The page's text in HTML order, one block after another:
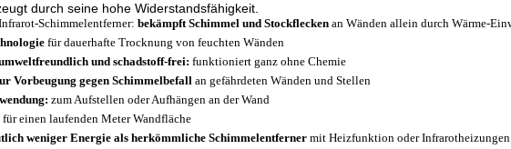
durch seine hohe Widerstandsfähigkeit.
Schimmelentferner: bekämpft Schimmel und Stockflecken an Wänden allein durch Wärme-
für dauerhafte Trocknung von feuchten Wänden
und schadstoff-frei: funktioniert ganz ohne Chemie
Vorbeugung gegen Schimmelbefall an gefährdeten Wänden und Stellen
zum Aufstellen oder Aufhängen an der Wand
einen laufenden Meter Wandfläche
weniger Energie als herkömmliche Schimmelentfernermit Heizfunktion oder Infrarotheizungen